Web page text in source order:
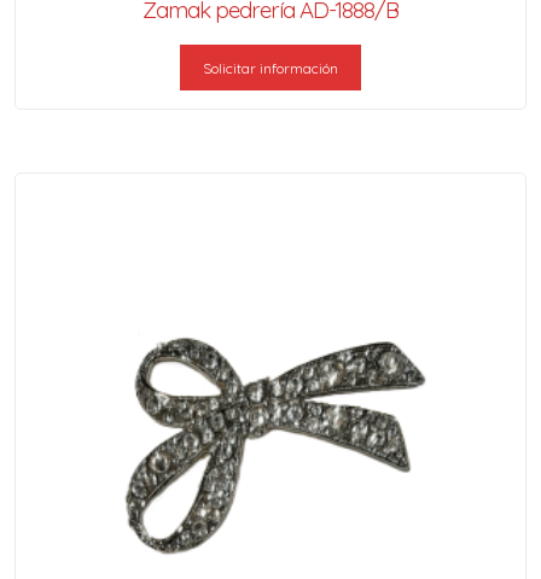
Zamak pedrería AD-1888/B
Solicitar información